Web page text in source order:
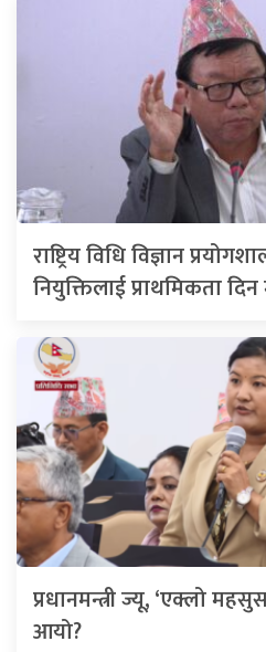
राष्ट्रिय विधि विज्ञान
नियुक्तिलाई प्राथमिकता
प्रधानमन्त्री ज्यू, ‘एक्लो
आयो?